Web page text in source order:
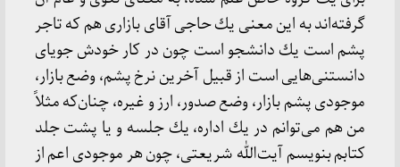
گرفته‌اند به این معنی یك حاجی آقای بازاری هم كه تاجر
پشم است یك دانشجو است چون در كار خودش جویای
دانستنی‌هایی است از قبیل آخرین نرخ پشم، وضع بازار،
موجودی پشم بازار، وضع صدور، ارز و غیره، چنان‌كه مثلاً
من هم می‌توانم در یك اداره، یك جلسه و یا پشت جلد
كتابم بنویسم آیت‌الله شریعتی، چون هر موجودی اعم از